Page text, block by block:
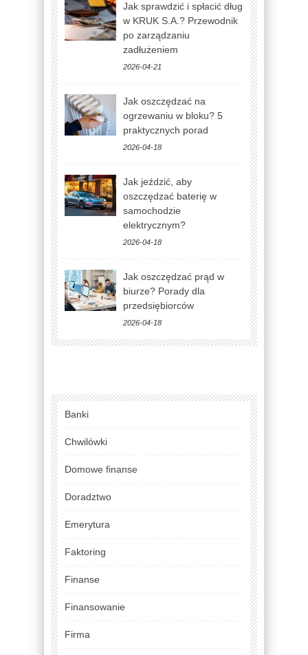
Jak sprawdzić i spłacić dług
w KRUK S.A.? Przewodnik
po zarządzaniu
zadłużeniem
2026-04-21
Jak oszczędzać na
ogrzewaniu w bloku? 5
praktycznych porad
2026-04-18
Jak jeździć, aby
oszczędzać baterię w
samochodzie
elektrycznym?
2026-04-18
Jak oszczędzać prąd w
biurze? Porady dla
przedsiębiorców
2026-04-18
Banki
Chwilówki
Domowe finanse
Doradztwo
Emerytura
Faktoring
Finanse
Finansowanie
Firma